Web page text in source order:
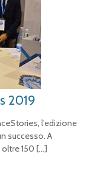
2019
l’edizione
successo. A
150 […]